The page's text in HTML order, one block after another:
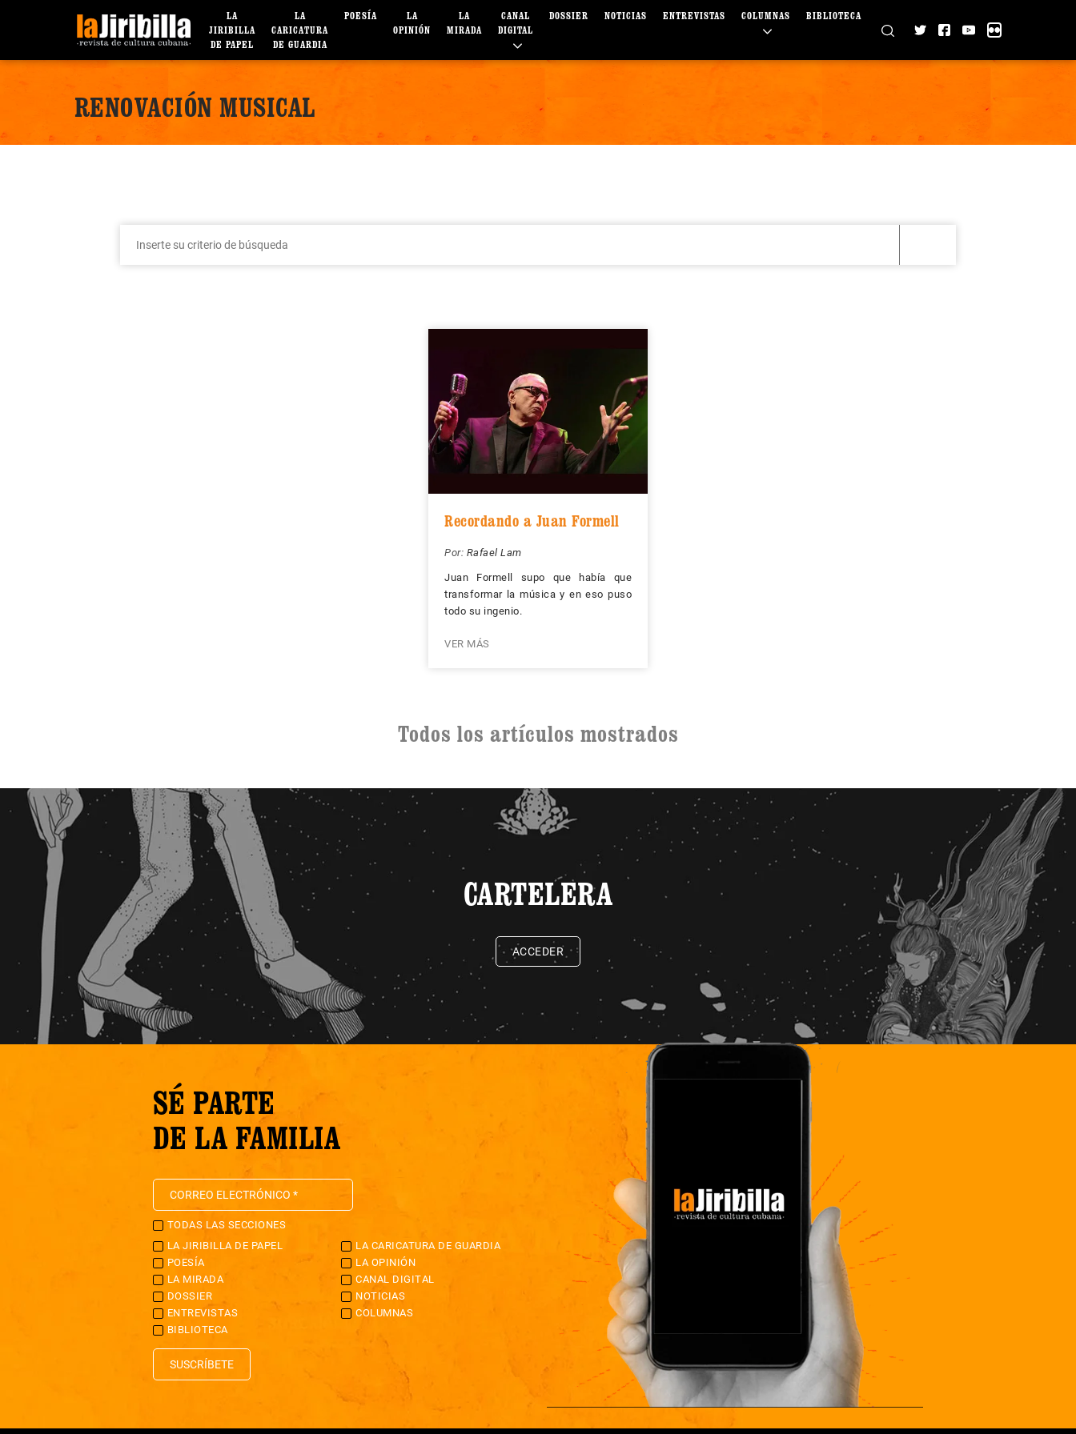
LA
JIRIBILLA
DE PAPEL
LA
CARICATURA
DE GUARDIA
POESÍA
LA
OPINIÓN
LA
MIRADA
CANAL
DIGITAL
DOSSIER NOTICIAS ENTREVISTAS COLUMNAS BIBLIOTECA
RENOVACIÓN MUSICAL
Recordando a Juan Formell
Por: Rafael Lam
Juan Formell supo que había que
transformar la música y en eso puso
todo su ingenio.
VER MÁS
Todos los artículos mostrados
CARTELERA
ACCEDER
SÉ PARTE
DE LA FAMILIA
TODAS LAS SECCIONES
LA JIRIBILLA DE PAPEL
LA CARICATURA DE GUARDIA
POESÍA
LA OPINIÓN
LA MIRADA
CANAL DIGITAL
DOSSIER
NOTICIAS
ENTREVISTAS
COLUMNAS
BIBLIOTECA
SUSCRÍBETE